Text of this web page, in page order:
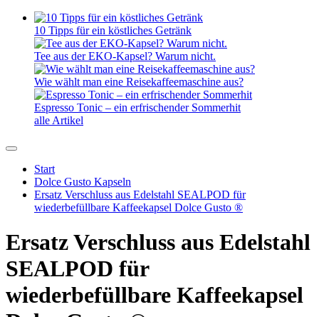
10 Tipps für ein köstliches Getränk
Tee aus der EKO-Kapsel? Warum nicht.
Wie wählt man eine Reisekaffeemaschine aus?
Espresso Tonic – ein erfrischender Sommerhit
alle Artikel
Start
Dolce Gusto Kapseln
Ersatz Verschluss aus Edelstahl SEALPOD für
wiederbefüllbare Kaffeekapsel Dolce Gusto ®
Ersatz Verschluss aus Edelstahl
SEALPOD für
wiederbefüllbare Kaffeekapsel